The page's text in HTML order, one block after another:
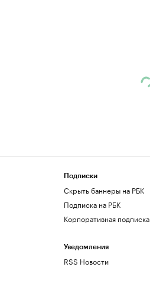
Подписки
Скрыть баннеры на РБК
Подписка на РБК
Корпоративная подписка
Уведомления
RSS Новости